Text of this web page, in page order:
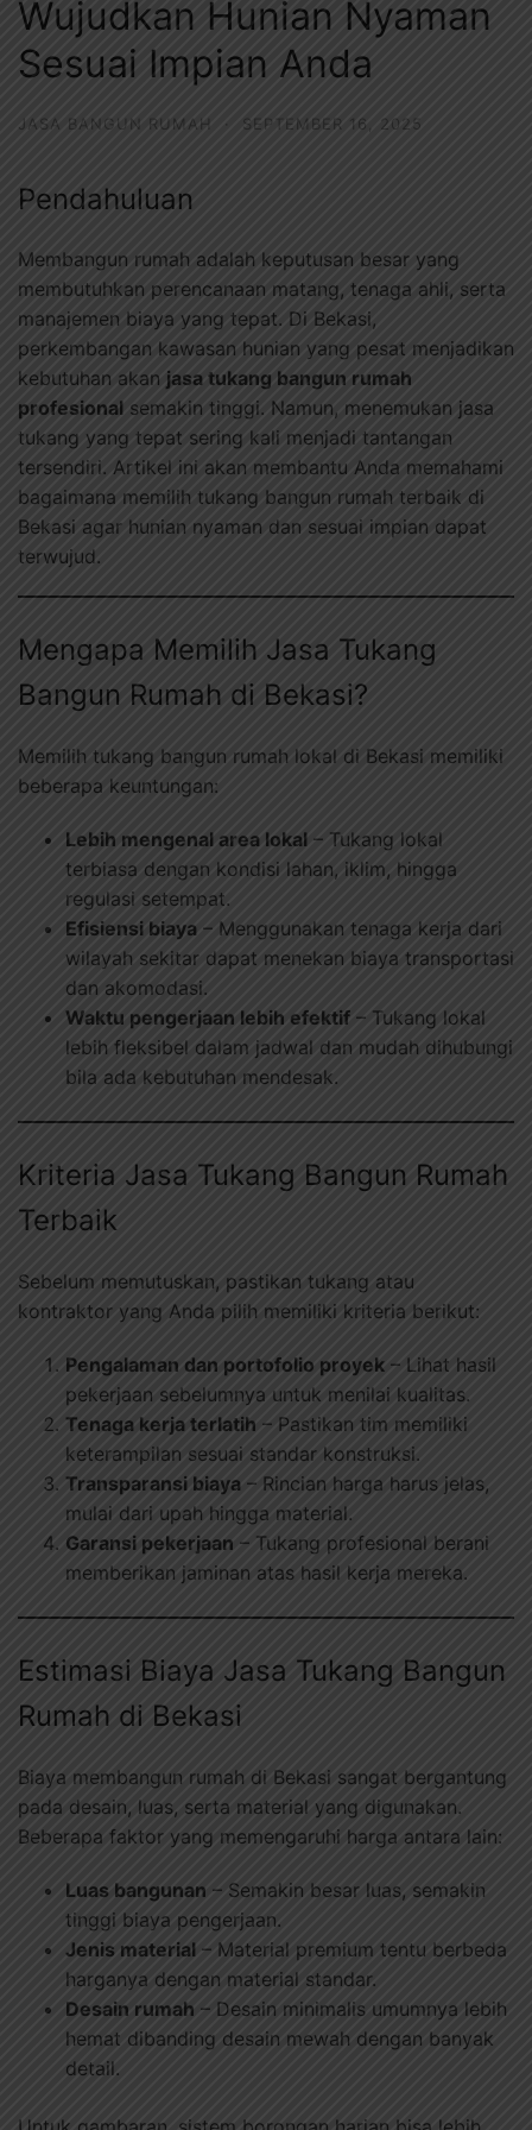
Wujudkan Hunian Nyaman
Sesuai Impian Anda
JASA BANGUN RUMAH · SEPTEMBER 16, 2025
Pendahuluan
Membangun rumah adalah keputusan besar yang
membutuhkan perencanaan matang, tenaga ahli, serta
manajemen biaya yang tepat. Di Bekasi,
perkembangan kawasan hunian yang pesat menjadikan
kebutuhan akan jasa tukang bangun rumah
profesional semakin tinggi. Namun, menemukan jasa
tukang yang tepat sering kali menjadi tantangan
tersendiri. Artikel ini akan membantu Anda memahami
bagaimana memilih tukang bangun rumah terbaik di
Bekasi agar hunian nyaman dan sesuai impian dapat
terwujud.
Mengapa Memilih Jasa Tukang
Bangun Rumah di Bekasi?
Memilih tukang bangun rumah lokal di Bekasi memiliki
beberapa keuntungan:
Lebih mengenal area lokal – Tukang lokal
terbiasa dengan kondisi lahan, iklim, hingga
regulasi setempat.
Efisiensi biaya – Menggunakan tenaga kerja dari
wilayah sekitar dapat menekan biaya transportasi
dan akomodasi.
Waktu pengerjaan lebih efektif – Tukang lokal
lebih fleksibel dalam jadwal dan mudah dihubungi
bila ada kebutuhan mendesak.
Kriteria Jasa Tukang Bangun Rumah
Terbaik
Sebelum memutuskan, pastikan tukang atau
kontraktor yang Anda pilih memiliki kriteria berikut:
Pengalaman dan portofolio proyek – Lihat hasil
pekerjaan sebelumnya untuk menilai kualitas.
Tenaga kerja terlatih – Pastikan tim memiliki
keterampilan sesuai standar konstruksi.
Transparansi biaya – Rincian harga harus jelas,
mulai dari upah hingga material.
Garansi pekerjaan – Tukang profesional berani
memberikan jaminan atas hasil kerja mereka.
Estimasi Biaya Jasa Tukang Bangun
Rumah di Bekasi
Biaya membangun rumah di Bekasi sangat bergantung
pada desain, luas, serta material yang digunakan.
Beberapa faktor yang memengaruhi harga antara lain:
Luas bangunan – Semakin besar luas, semakin
tinggi biaya pengerjaan.
Jenis material – Material premium tentu berbeda
harganya dengan material standar.
Desain rumah – Desain minimalis umumnya lebih
hemat dibanding desain mewah dengan banyak
detail.